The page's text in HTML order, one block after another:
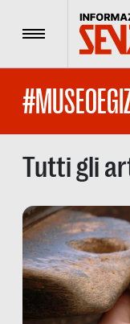
Menu
Tutti gli